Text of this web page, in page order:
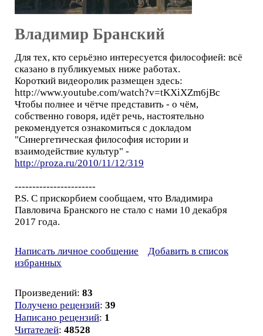
Владимир Бранский
Для тех, кто серьёзно интересуется философией: всё
сказано в публикуемых ниже работах.
Короткий видеоролик размещен здесь:
http://www.youtube.com/watch?v=tKXiXZm6jBc
Чтобы полнее и чётче представить - о чём,
собственно говоря, идёт речь, настоятельно
рекомендуется ознакомиться с докладом
"Синергетическая философия истории и
взаимодействие культур" -
http://proza.ru/2010/11/12/319
-----------------------
P.S. С прискорбием сообщаем, что Владимира
Павловича Бранского не стало с нами 10 декабря
2017 года.
Написать личное сообщение
Добавить в список
избранных
Произведений: 83
Получено рецензий: 39
Написано рецензий: 1
Читателей: 48528